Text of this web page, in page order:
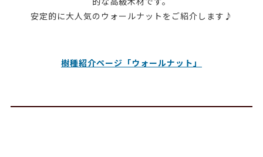
安定的に大人気のウォールナットをご紹介します♪
樹種紹介ページ「ウォールナット」